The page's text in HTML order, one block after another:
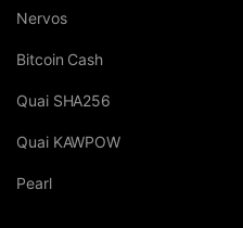
Nervos
Bitcoin Cash
Quai SHA256
Quai KAWPOW
Pearl